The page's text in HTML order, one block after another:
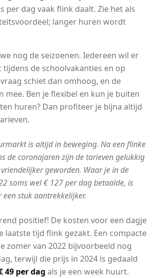
per dag vaak flink daalt. Zie het als
langer huren wordt
nog de seizoenen. Iedereen wil er
de schoolvakanties en op
schiet dan omhoog, en de
mee. Ben je flexibel en kun je buiten
huren? Dan profiteer je bijna altijd
is altijd in beweging. Na een flinke
de coronajaren zijn de tarieven gelukkig
geworden. Waar je in de
soms wel € 127 per dag betaalde, is
stuk aantrekkelijker.
positief! De kosten voor een dagje
laatste tijd flink gezakt. Een compacte
zomer van 2022 bijvoorbeeld nog
terwijl die prijs in 2024 is gedaald
49 per dag als je een week huurt.